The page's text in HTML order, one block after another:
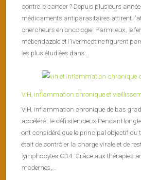
contre le cancer ? Depuis plusieurs
médicaments antiparasitaires attirent
chercheurs en oncologie. Parmi eux, le
mébendazole et l’ivermectine figurent
les plus étudiées dans...
VIH, inflammation chronique et
VIH, inflammation chronique de bas
accéléré : le défi silencieux Pendant
ont considéré que le principal objectif du
était de contrôler la charge virale et de
lymphocytes CD4. Grâce aux thérapies
modernes,...